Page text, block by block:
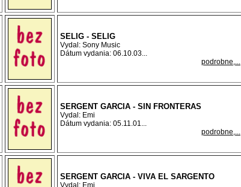
SELIG - SELIG
Vydal: Sony Music
Dátum vydania: 06.10.03...
podrobne,...
SERGENT GARCIA - SIN FRONTERAS
Vydal: Emi
Dátum vydania: 05.11.01...
podrobne,...
SERGENT GARCIA - VIVA EL SARGENTO
Vydal: Emi